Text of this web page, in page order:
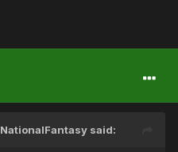
NationalFantasy said: